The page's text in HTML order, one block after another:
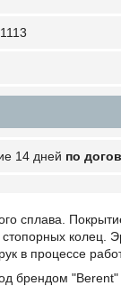
14 дней по
сплава.
колец.
в процессе
брендом